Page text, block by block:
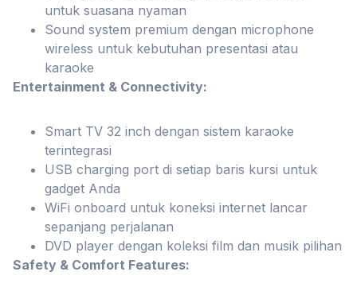
untuk suasana nyaman
Sound system premium dengan microphone
wireless untuk kebutuhan presentasi atau
karaoke
Entertainment & Connectivity:
Smart TV 32 inch dengan sistem karaoke
terintegrasi
USB charging port di setiap baris kursi untuk
gadget Anda
WiFi onboard untuk koneksi internet lancar
sepanjang perjalanan
DVD player dengan koleksi film dan musik pilihan
Safety & Comfort Features: